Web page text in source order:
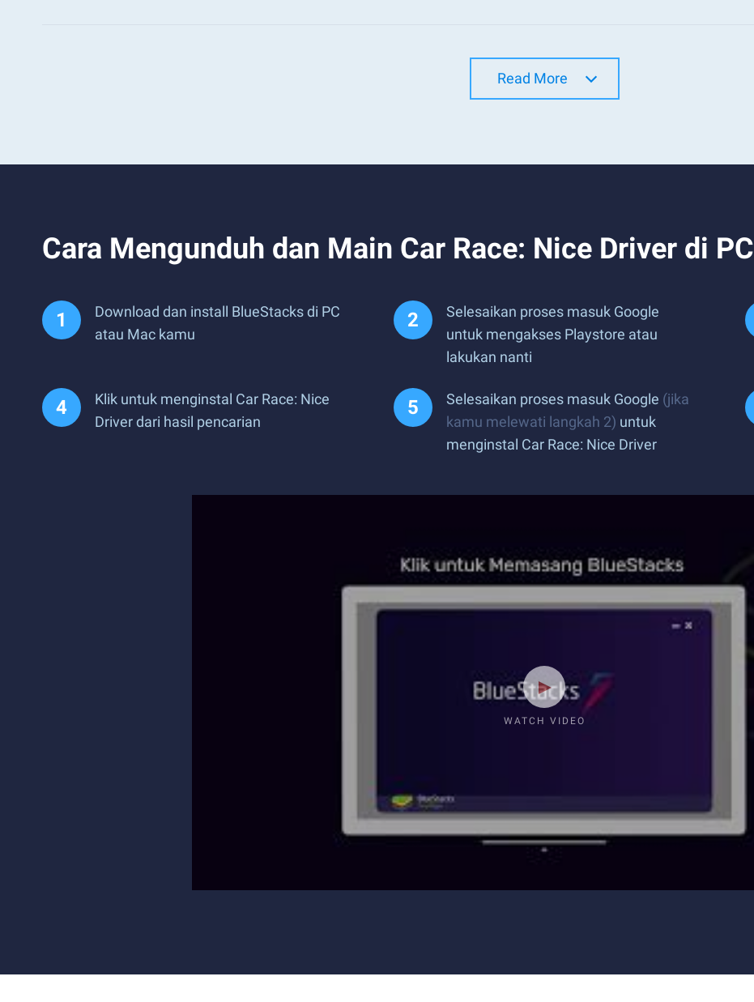
Read More
Cara Mengunduh dan Main Car Race: Nice Driver di PC
Download dan install BlueStacks di PC
atau Mac kamu
Selesaikan proses masuk Google
untuk mengakses Playstore atau
lakukan nanti
Klik untuk menginstal Car Race: Nice
Driver dari hasil pencarian
Selesaikan proses masuk Google (jika
kamu melewati langkah 2) untuk
menginstal Car Race: Nice Driver
WATCH VIDEO